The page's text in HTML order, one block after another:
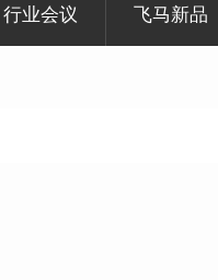
行业会议 飞马新品